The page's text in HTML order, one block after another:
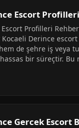
Escort Profilleri
Profilleri
Kocaeli Derince
de şehre iş veya
bir süreçtir. Bu
Gercek Escort